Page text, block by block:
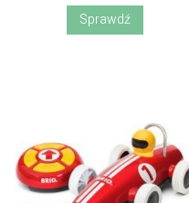
Sprawdź